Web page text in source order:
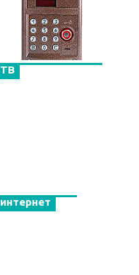
Цировое эфирное
ТВ
интернет